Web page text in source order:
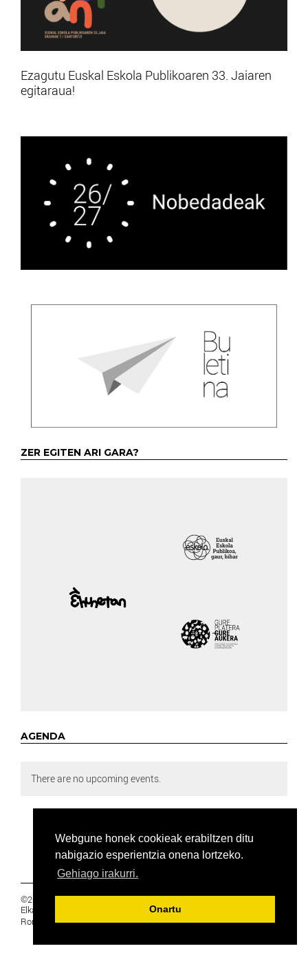
Webgune honek cookieak erabiltzen ditu
nabigazio esperientzia onena lortzeko.
Gehiago irakurri.
Onartu
Ezagutu Euskal Eskola Publikoaren 33. Jaiaren
egitaraua!
ZER EGITEN ARI GARA?
AGENDA
There are no upcoming events.
©2019 Euskal Herriko Ikasleen Gurasoen
Elkartea -
Ronda 27, 1 Ezk, 48005 Bilbao, Bizkaia